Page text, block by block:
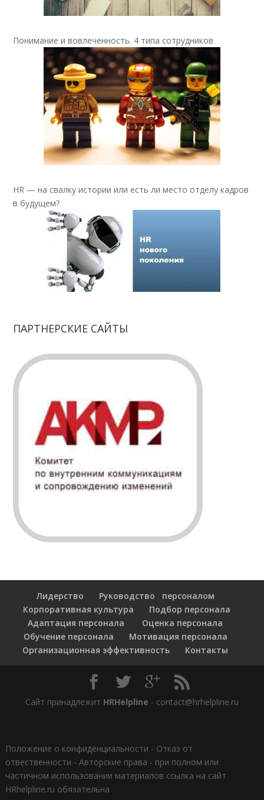
Понимание и вовлеченность. 4 типа сотрудников
HR — на свалку истории или есть ли место отделу кадров
в будущем?
ПАРТНЕРСКИЕ САЙТЫ
Лидерство
Руководство персоналом
Корпоративная культура
Подбор персонала
Адаптация персонала
Оценка персонала
Обучение персонала
Мотивация персонала
Организационная эффективность
Контакты
Сайт принадлежит HRHelpline - contact@hrhelpline.ru
Положение о конфиденциальности - Отказ от
отвественности - Авторские права - при полном или
частичном использовании материалов ссылка на сайт
HRhelpline.ru обязательна